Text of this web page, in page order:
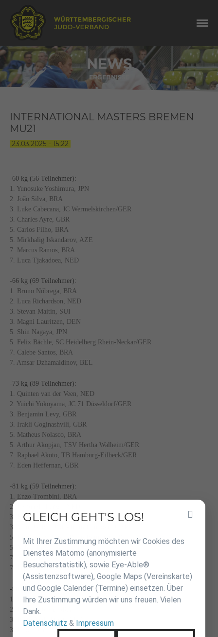
NEWS
ERGEBNISSE
INTERNATIONAL MASTERS BREMEN
MU21
23.03.2025 - 15:22
-60 kg (56 Teilnehmer):
1. Yunosuke Yoshimura, JPN
2. João Silva, BRA
3. Luke Cabecana, JC Wermelskirchen/GER
3. Charles Ayre, GBR
5. Carlos Filho, BRA
5. Mirkhalig Iskandarov, AZE
7. Marcus Ramos, BRA
7. Luca Tjakadoea, NED
-66 kg (69 Teilnehmer):
1. Bruno Nóbrega, BRA
2. Luca Richardson, NED
3. Stevan Maitin, SUI
3. Magni Lauritzen, DEN
5. Shin Nagaya, JPN
5. Felix Bächle, SC Heidelberg Rhein-Neckar/GER
7. Calebe Santos, BRA
7. Amsar Dzhamaldinov, BEL
-73 kg (89 Teilnehmer):
1. Quinten van der Veen, NED
2. Yuichi Yokoyama, JC 71 Düsseldorf/GER
3. Benjamin Levy, GBR
3. Irakli Goginashvili, GBR
5. Matheus Nolasco, BRA
5. Arthur Akopjan, TSV Hertha Walheim/GER
7. Raphael Akoto, TB Hamburg-Eilbeck/GER
7. Eden Heffernan, GBR
-81 kg (59 Teilnehmer):
1. Enzo Trombini, BRA
2. Joshua de Lange, NED
3. Eryk Neumann, GBR
3. Matti Göbel, Judo-Team Hannover/GER
5. Konstantin Distel, JC 66 Bottrop/GER
5. Nahid Targuliyev, AZE
7. Alex Marousek, CZE
7. Pepijn Kraak, NED
-90 kg (40 Teilnehmer):
1. Haru Shibata, JPN
2. Jesse Barbosa, BRA
3. Bram Nederbragt, NED
3. João Segatelle, BRA
Inhalt
GLEICH GEHT'S LOS!
Mit Ihrer Zustimmung möchten wir Cookies des
Dienstes Matomo (anonymisierte
Besucherstatistik), sowie Eye-Able®
(Assistenzsoftware), Google Maps (Vereinskarte)
und Google Calender (Termine) einsetzen. Über
Ihre Zustimmung würden wir uns freuen. Vielen
Dank.
Datenschutz & Impressum